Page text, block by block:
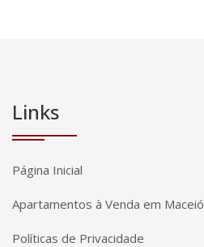
Links
Página Inicial
Apartamentos à Venda em Maceió
Políticas de Privacidade